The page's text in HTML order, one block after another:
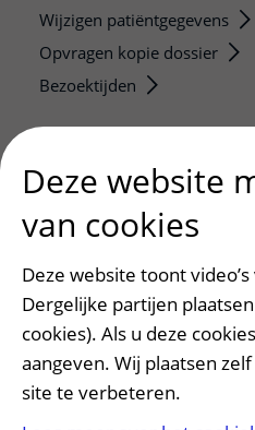
Wijzigen patiëntgegevens
Opvragen kopie dossier
Bezoektijden
Onze opleidingen
Stage en opleidingsplaatsen
Research
Strategic programs
Research groups
Researchers
Research technologies
Deze website
van cookies
Deze website toont
Dergelijke partijen
cookies). Als u deze
aangeven. Wij plaatsen
site te verbeteren.